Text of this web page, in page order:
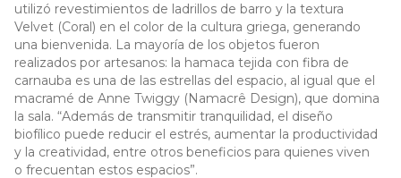
utilizó revestimientos de ladrillos de barro y la textura
Velvet (Coral) en el color de la cultura griega, generando
una bienvenida. La mayoría de los objetos fueron
realizados por artesanos: la hamaca tejida con fibra de
carnauba es una de las estrellas del espacio, al igual que el
macramé de Anne Twiggy (Namacrê Design), que domina
la sala. “Además de transmitir tranquilidad, el diseño
biofílico puede reducir el estrés, aumentar la productividad
y la creatividad, entre otros beneficios para quienes viven
o frecuentan estos espacios”.